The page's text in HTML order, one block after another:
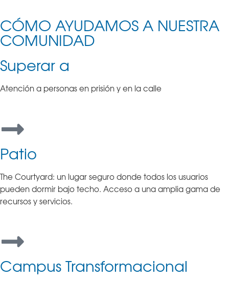
CÓMO AYUDAMOS A NUESTRA
COMUNIDAD
Superar a
Atención a personas en prisión y en la calle
Patio
The Courtyard: un lugar seguro donde todos los usuarios
pueden dormir bajo techo. Acceso a una amplia gama de
recursos y servicios.
Campus Transformacional